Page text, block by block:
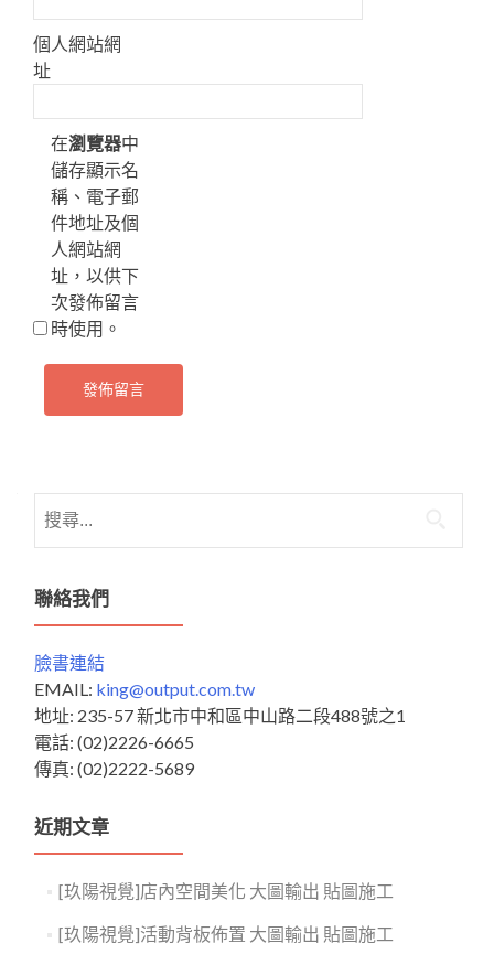
個人網站網
址
在瀏覽器中
儲存顯示名
稱、電子郵
件地址及個
人網站網
址，以供下
次發佈留言
時使用。
尋
鍵
字:
聯絡我們
臉書連結
EMAIL: king@output.com.tw
地址: 235-57 新北市中和區中山路二段488號之1
電話: (02)2226-6665
傳真: (02)2222-5689
近期文章
[玖陽視覺]店內空間美化 大圖輸出 貼圖施工
[玖陽視覺]活動背板佈置 大圖輸出 貼圖施工